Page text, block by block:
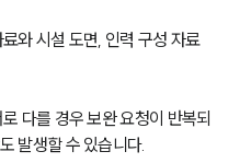
와 시설 도면, 인력 구성 자료
다를 경우 보완 요청이 반복되
발생할 수 있습니다.